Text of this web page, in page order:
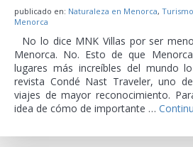
publicado en: Naturaleza en Menorca,
Menorca
No lo dice MNK Villas por ser
Menorca. No. Esto de que
lugares más increíbles del mundo
revista Condé Nast Traveler, uno
viajes de mayor reconocimiento.
idea de cómo de importante …